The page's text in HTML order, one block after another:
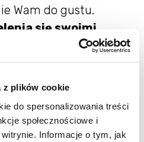
z plików cookie
do spersonalizowania treści
społecznościowe i
Informacje o tym, jak
Wam do gustu.
się swoimi
pomysłami na dodatki w
dowiem się, jak Wam
kombinacje smakowe
sposoby na udane
komentarze i